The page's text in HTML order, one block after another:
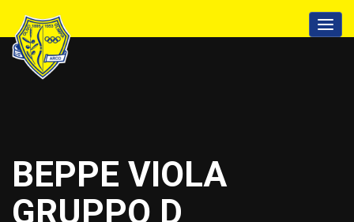
BEPPE VIOLA
GRUPPO D